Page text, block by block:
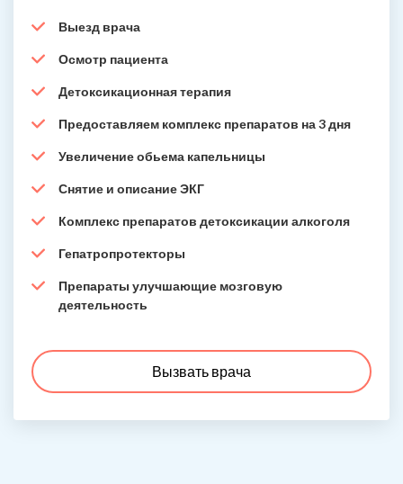
Выезд врача
Осмотр пациента
Детоксикационная терапия
Предоставляем комплекс препаратов на 3 дня
Увеличение обьема капельницы
Снятие и описание ЭКГ
Комплекс препаратов детоксикации алкоголя
Гепатропротекторы
Препараты улучшающие мозговую
деятельность
Вызвать врача